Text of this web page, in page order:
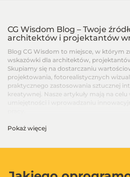
CG Wisdom Blog – Twoje
architektów i projektantów
Blog CG Wisdom to miejsce, w którym
wskazówki dla architektów,
Skupiamy się na dostarczaniu
projektowania, fotorealistycznych
praktycznego zastosowania sztucznej
kreatywnej. Nasze artykuły mają na
Artykuły dla architektów i
Pokaż więcej